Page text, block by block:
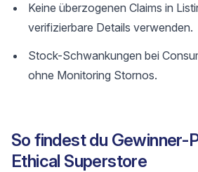
Keine überzogenen Claims in
verifizierbare Details verwenden.
Stock-Schwankungen bei
ohne Monitoring Stornos.
So findest du Gewinner-
Ethical Superstore